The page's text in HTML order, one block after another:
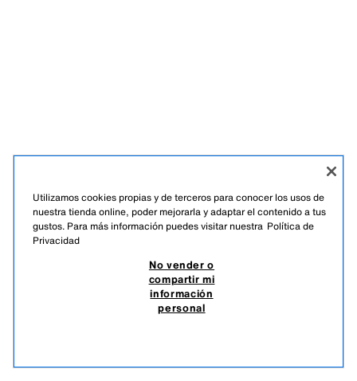
Utilizamos cookies propias y de terceros para conocer los usos de
nuestra tienda online, poder mejorarla y adaptar el contenido a tus
gustos. Para más información puedes visitar nuestra Política de
Privacidad
No vender o
compartir mi
información
personal